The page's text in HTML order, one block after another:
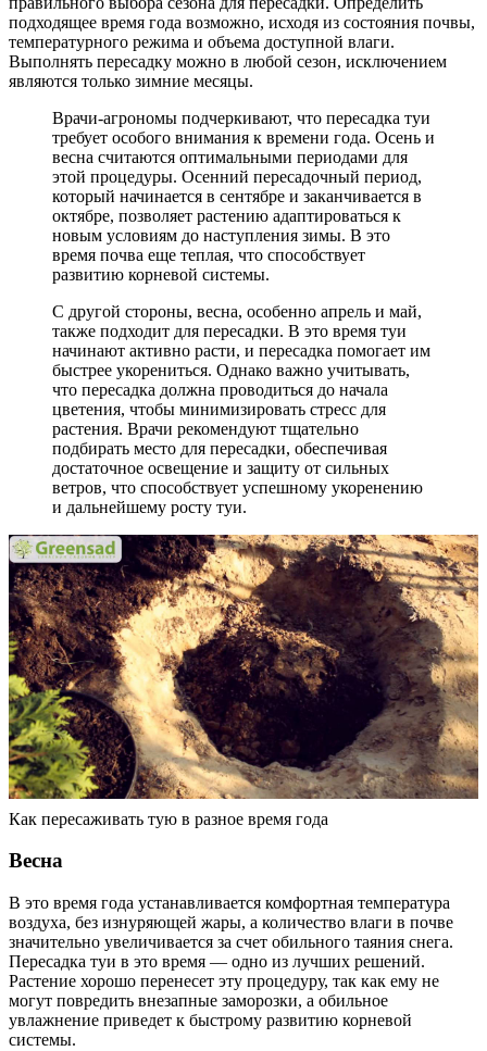
подходящее время года возможно, исходя из состояния почвы,
температурного режима и объема доступной влаги.
Выполнять пересадку можно в любой сезон, исключением
являются только зимние месяцы.
Врачи-агрономы подчеркивают, что пересадка туи
требует особого внимания к времени года. Осень и
весна считаются оптимальными периодами для
этой процедуры. Осенний пересадочный период,
который начинается в сентябре и заканчивается в
октябре, позволяет растению адаптироваться к
новым условиям до наступления зимы. В это
время почва еще теплая, что способствует
развитию корневой системы.
С другой стороны, весна, особенно апрель и май,
также подходит для пересадки. В это время туи
начинают активно расти, и пересадка помогает им
быстрее укорениться. Однако важно учитывать,
что пересадка должна проводиться до начала
цветения, чтобы минимизировать стресс для
растения. Врачи рекомендуют тщательно
подбирать место для пересадки, обеспечивая
достаточное освещение и защиту от сильных
ветров, что способствует успешному укоренению
и дальнейшему росту туи.
Как пересаживать тую в разное время года
Весна
В это время года устанавливается комфортная температура
воздуха, без изнуряющей жары, а количество влаги в почве
значительно увеличивается за счет обильного таяния снега.
Пересадка туи в это время — одно из лучших решений.
Растение хорошо перенесет эту процедуру, так как ему не
могут повредить внезапные заморозки, а обильное
увлажнение приведет к быстрому развитию корневой
системы.